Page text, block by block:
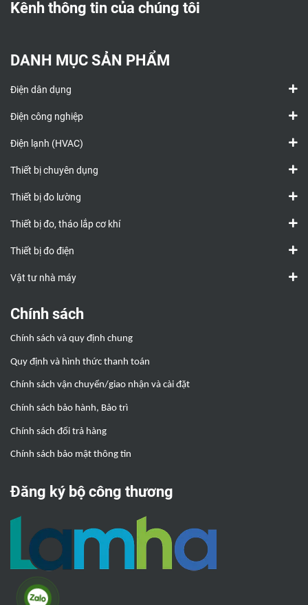
Kênh thông tin của chúng tôi
DANH MỤC SẢN PHẨM
Điện dân dụng
Điện công nghiệp
Điện lạnh (HVAC)
Thiết bị chuyên dụng
Thiết bị đo lường
Thiết bị đo, tháo lắp cơ khí
Thiết bị đo điện
Vật tư nhà máy
Chính sách
Chính sách và quy định chung
Quy định và hình thức thanh toán
Chính sách vận chuyển/giao nhận và cài đặt
Chính sách bảo hành, Bảo trì
Chính sách đổi trả hàng
Chính sách bảo mật thông tin
Đăng ký bộ công thương